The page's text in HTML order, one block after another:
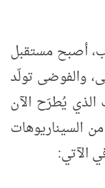
أصبح مستقبل
والفوضى تولّد
الذي يُطرَح الآن
السيناريوهات
الآتي: